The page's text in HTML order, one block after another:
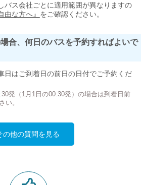
バス会社ごとに適用範囲が異なりますの
由な方へ』 をご確認ください。
合、何日のバスを予約すればよいで
日はご到着日の前日の日付でご予約くだ
発（1月1日の00:30発）の場合は到着日前
い。
の他の質問を見る